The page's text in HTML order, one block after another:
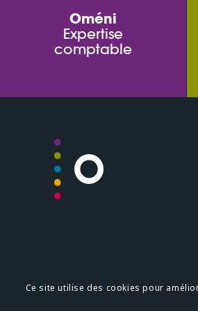
Oméni
Expertise
comptable
Ce site utilise des cookies pour